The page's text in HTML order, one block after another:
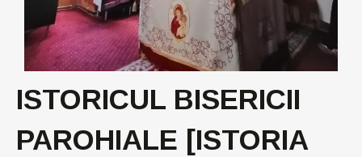
ISTORICUL BISERICII
PAROHIALE [ISTORIA